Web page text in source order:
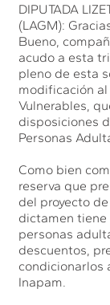
DIPUTADA
(LAGM):
Bueno,
acudo a esta
pleno de esta
modificación
Vulnerables,
disposiciones
Personas
Como bien
reserva que
del proyecto
dictamen tiene
personas
descuentos,
condicionarlos
Inapam.